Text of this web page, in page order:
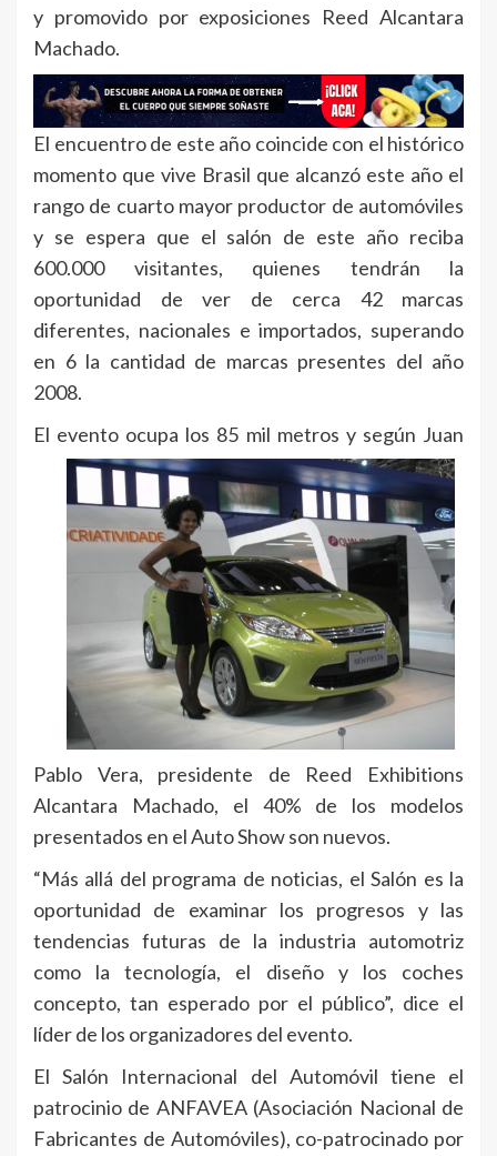
y promovido por exposiciones Reed Alcantara
Machado.
El encuentro de este año coincide con el histórico
momento que vive Brasil que alcanzó este año el
rango de cuarto mayor productor de automóviles
y se espera que el salón de este año reciba
600.000 visitantes, quienes tendrán la
oportunidad de ver de cerca 42 marcas
diferentes, nacionales e importados, superando
en 6 la cantidad de marcas presentes del año
2008.
El evento ocupa los 85 mil metros y según Juan
Pablo Vera, presidente de Reed Exhibitions
Alcantara Machado, el 40% de los modelos
presentados en el Auto Show son nuevos.
“Más allá del programa de noticias, el Salón es la
oportunidad de examinar los progresos y las
tendencias futuras de la industria automotriz
como la tecnología, el diseño y los coches
concepto, tan esperado por el público”, dice el
líder de los organizadores del evento.
El Salón Internacional del Automóvil tiene el
patrocinio de ANFAVEA (Asociación Nacional de
Fabricantes de Automóviles), co-patrocinado por